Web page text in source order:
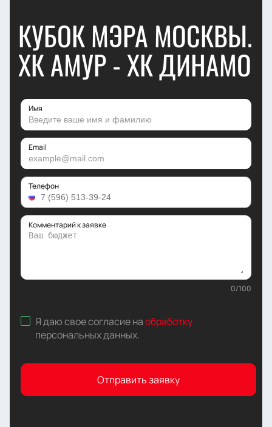
КУБОК МЭРА МОСКВЫ.
ХК АМУР - ХК ДИНАМО
Имя
Email
Телефон
Комментарий к заявке
0/100
Я даю свое согласие наобработку
персональных данных.
Отправить заявку